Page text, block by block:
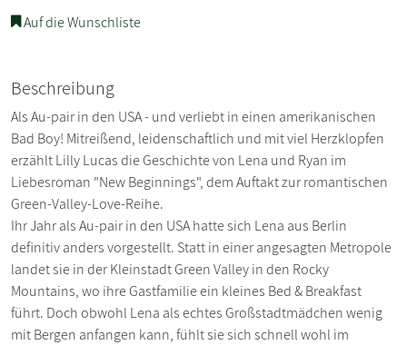
Auf die Wunschliste
Beschreibung
Als Au-pair in den USA - und verliebt in einen amerikanischen
Bad Boy! Mitreißend, leidenschaftlich und mit viel Herzklopfen
erzählt Lilly Lucas die Geschichte von Lena und Ryan im
Liebesroman "New Beginnings", dem Auftakt zur romantischen
Green-Valley-Love-Reihe.
Ihr Jahr als Au-pair in den USA hatte sich Lena aus Berlin
definitiv anders vorgestellt. Statt in einer angesagten Metropole
landet sie in der Kleinstadt Green Valley in den Rocky
Mountains, wo ihre Gastfamilie ein kleines Bed & Breakfast
führt. Doch obwohl Lena als echtes Großstadtmädchen wenig
mit Bergen anfangen kann, fühlt sie sich schnell wohl im